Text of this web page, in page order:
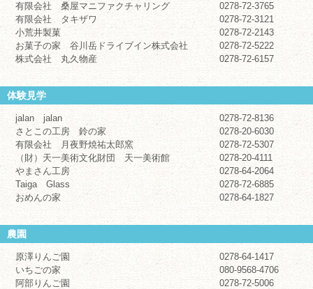
有限会社 桑屋マニファクチャリング
0278-72-3765
有限会社 タキザワ
0278-72-3121
小荒井製菓
0278-72-2143
お菓子の家 谷川岳ドライブイン株式会社
0278-72-5222
株式会社 丸久物産
0278-72-6157
体験見学
jalan jalan
0278-72-8136
さとこの工房 鈴の家
0278-20-6030
有限会社 月夜野焼祐太郎窯
0278-72-5307
（財）天一美術文化財団 天一美術館
0278-20-4111
やまさん工房
0278-64-2064
Taiga Glass
0278-72-6885
おめんの家
0278-64-1827
農園
原澤りんご園
0278-64-1417
いちごの家
080-9568-4706
阿部りんご園
0278-72-5006